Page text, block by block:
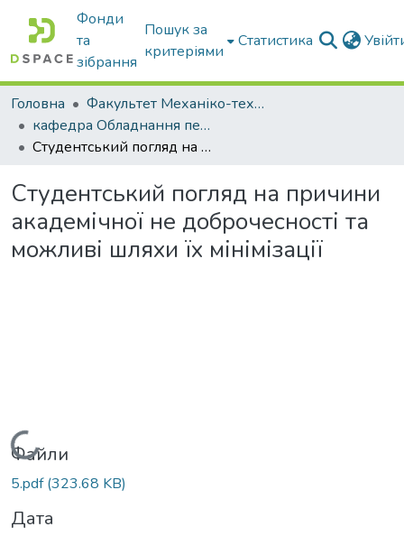
Фонди
та
зібрання
Пошук за
критеріями
Статистика
Головна
Факультет Механіко-технологічний
кафедра Обладнання переробних і харчових виробництв ім. професора Ф.Ю. Ялпачика
Студентський погляд на причини академічної не доброчесності та можливі шляхи їх мінімізації
Студентський погляд на причини
академічної не доброчесності та
можливі шляхи їх мінімізації
Вантажиться...
Файли
5.pdf(323.68 KB)
Дата